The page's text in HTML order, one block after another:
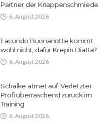
Partner der Knappenschmiede
6. August 2026
Facundo Buonanotte kommt
wohl nicht, dafür Krepin Diatta?
6. August 2026
Schalke atmet auf: Verletzter
Profi überraschend zurück im
Training
6. August 2026